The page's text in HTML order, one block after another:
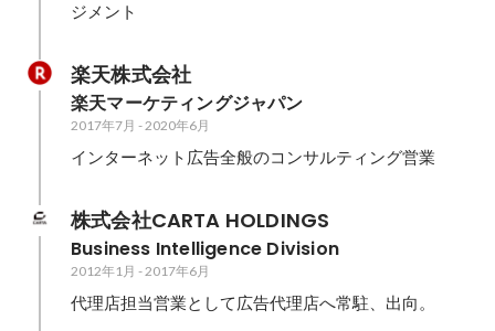
ジメント
楽天株式会社
楽天マーケティングジャパン
2017年7月 -2020年6月
インターネット広告全般のコンサルティング営業
株式会社CARTA HOLDINGS
Business Intelligence Division
2012年1月 -2017年6月
代理店担当営業として広告代理店へ常駐、出向。